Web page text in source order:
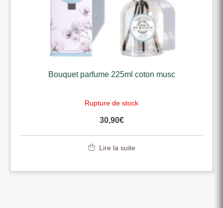
Bouquet parfume 225ml coton musc
Rupture de stock
30,90€
Lire la suite